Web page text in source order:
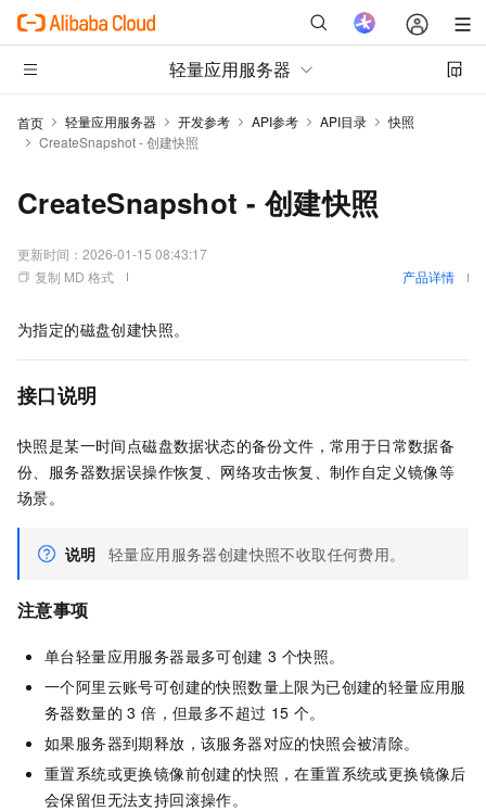
轻量应用服务器
首页 轻量应用服务器 开发参考 API参考 API目录
快照
CreateSnapshot - 创建快照
CreateSnapshot - 创建快照
更新时间： 2026-01-15 08:43:17
复制 MD 格式
产品详情
为指定的磁盘创建快照。
接口说明
快照是某一时间点磁盘数据状态的备份文件，常用于日常数据备
份、服务器数据误操作恢复、网络攻击恢复、制作自定义镜像等
场景。
说明 轻量应用服务器创建快照不收取任何费用。
注意事项
单台轻量应用服务器最多可创建 3 个快照。
一个阿里云账号可创建的快照数量上限为已创建的轻量应用服
务器数量的 3 倍，但最多不超过 15 个。
如果服务器到期释放，该服务器对应的快照会被清除。
重置系统或更换镜像前创建的快照，在重置系统或更换镜像后
会保留但无法支持回滚操作。